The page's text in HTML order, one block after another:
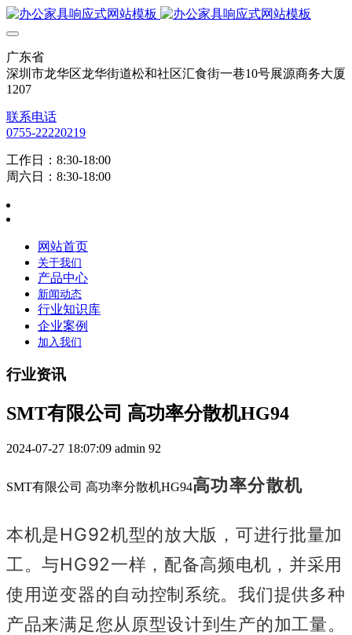
广东省
深圳市龙华区龙华街道松和社区汇食街一巷10号展源商务大厦
1207
联系电话
0755-22220219
工作日：8:30-18:00
周六日：8:30-18:00
网站首页
关于我们
产品中心
新闻动态
行业知识库
企业案例
加入我们
行业资讯
SMT有限公司 高功率分散机HG94
2024-07-27 18:07:09 admin 92
SMT有限公司 高功率分散机HG94高功率分散机
本机是HG92机型的放大版，可进行批量加
工。与HG92一样，配备高频电机，并采用
使用逆变器的自动控制系统。我们提供多种
产品来满足您从原型设计到生产的加工量。